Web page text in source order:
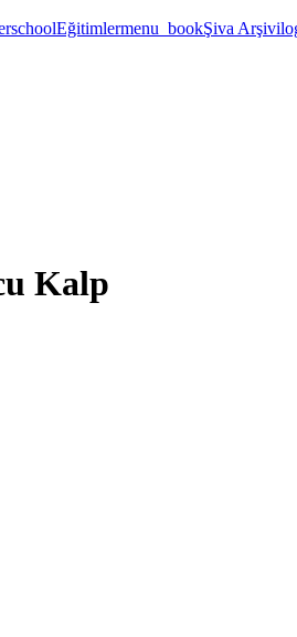
schoolEğitimlermenu_bookŞiva Arşivi
Kalp